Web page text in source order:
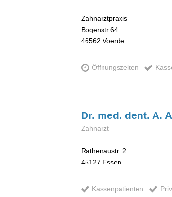
Zahnarztpraxis
Bogenstr.64
46562 Voerde
Öffnungszeiten
Dr. med. dent. A.
Zahnarzt
Rathenaustr. 2
45127 Essen
Kassenpatienten